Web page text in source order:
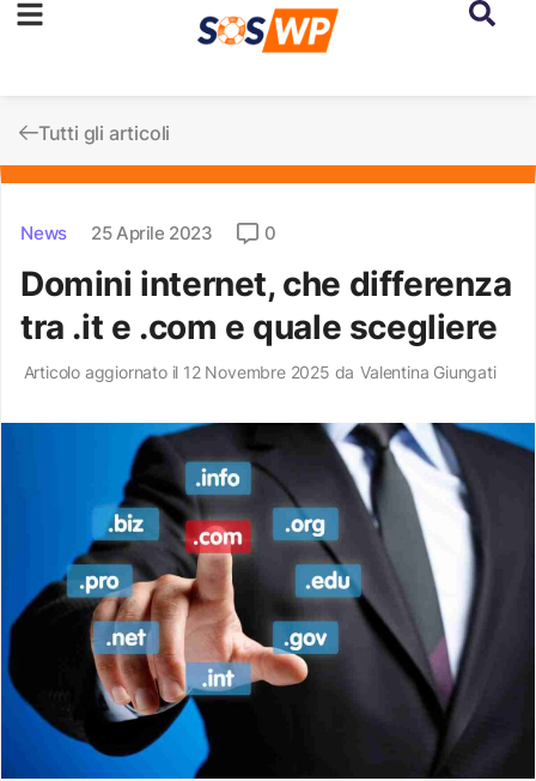
Tutti gli articoli
News 25 Aprile 2023 0
Domini internet, che differenza
tra .it e .com e quale scegliere
Articolo aggiornato il 12 Novembre 2025 da Valentina Giungati